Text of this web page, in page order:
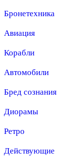
Бронетехника
Авиация
Корабли
Автомобили
Бред сознания
Диорамы
Ретро
Действующие